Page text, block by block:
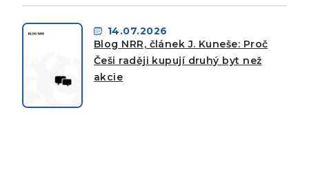
14.07.2026
Blog NRR, článek J. Kuneše: Proč
Češi raději kupují druhý byt než
akcie